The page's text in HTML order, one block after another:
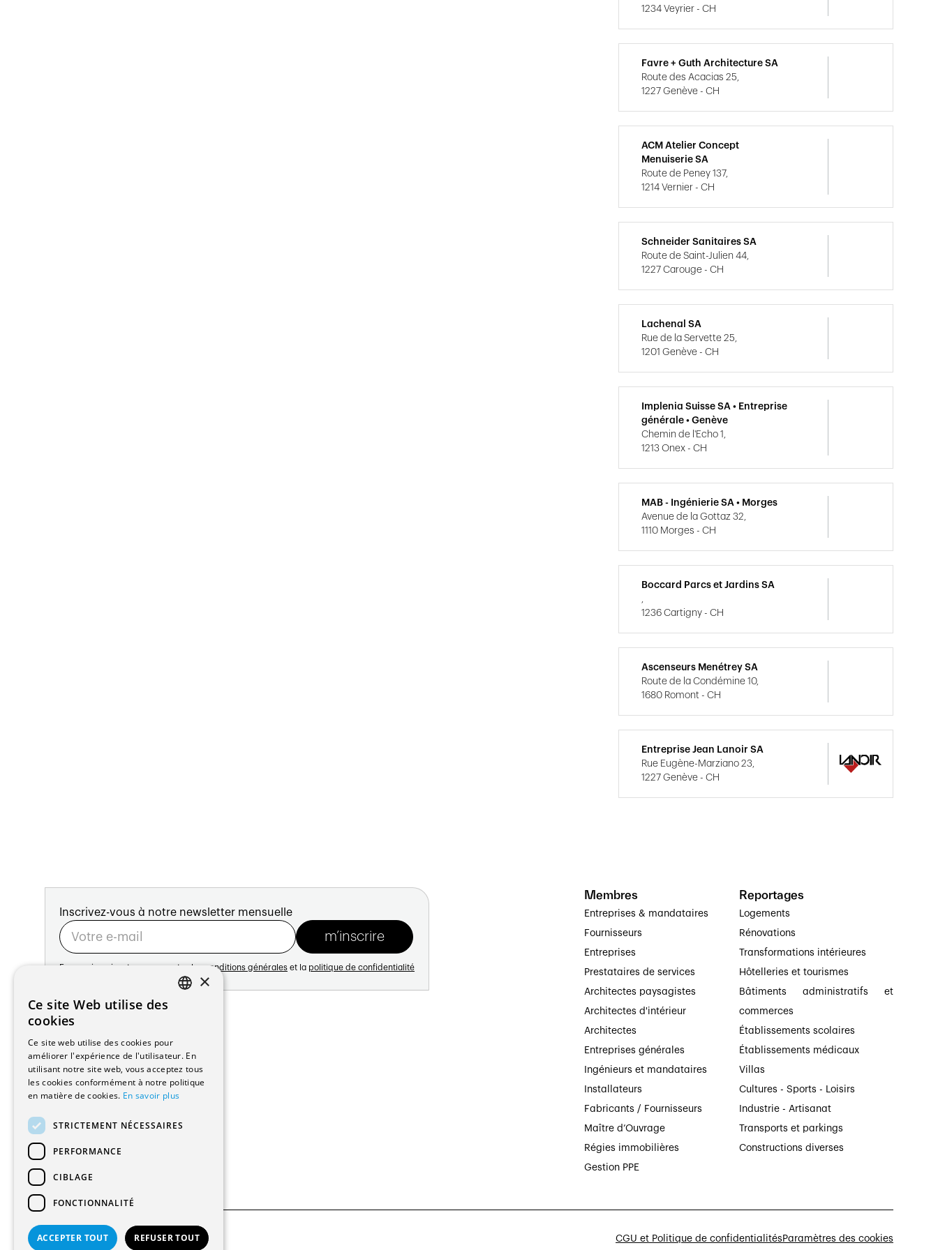
1234 Veyrier - CH
Favre + Guth Architecture SA
Route des Acacias 25,
1227 Genève - CH
ACM Atelier Concept
Menuiserie SA
Route de Peney 137,
1214 Vernier - CH
Schneider Sanitaires SA
Route de Saint-Julien 44,
1227 Carouge - CH
Lachenal SA
Rue de la Servette 25,
1201 Genève - CH
Implenia Suisse SA • Entreprise
générale • Genève
Chemin de l'Echo 1,
1213 Onex - CH
MAB - Ingénierie SA • Morges
Avenue de la Gottaz 32,
1110 Morges - CH
Boccard Parcs et Jardins SA
,
1236 Cartigny - CH
Ascenseurs Menétrey SA
Route de la Condémine 10,
1680 Romont - CH
Entreprise Jean Lanoir SA
Rue Eugène-Marziano 23,
1227 Genève - CH
Inscrivez-vous à notre newsletter mensuelle
En vous inscrivant vous acceptez les conditions générales et la politique de confidentialité
Adresse:
Avenue de Longemalle 21
1020 Renens
Suisse
Contact:
Édition: +41 21 635 16 82
Plateforme: +41 21 631 10 50
info@architectes.ch
Membres
Entreprises & mandataires
Fournisseurs
Entreprises
Prestataires de services
Architectes paysagistes
Architectes d'intérieur
Architectes
Entreprises générales
Ingénieurs et mandataires
Installateurs
Fabricants / Fournisseurs
Maître d’Ouvrage
Régies immobilières
Gestion PPE
Reportages
Logements
Rénovations
Transformations intérieures
Hôtelleries et tourismes
Bâtiments administratifs et
commerces
Établissements scolaires
Établissements médicaux
Villas
Cultures - Sports - Loisirs
Industrie - Artisanat
Transports et parkings
Constructions diverses
© 2026 Tous droits réservés CGU et Politique de confidentialités Paramètres des cookies
×
Ce site Web utilise des
cookies
Ce site web utilise des cookies pour
améliorer l'expérience de l'utilisateur. En
utilisant notre site web, vous acceptez tous
les cookies conformément à notre politique
en matière de cookies. En savoir plus
STRICTEMENT NÉCESSAIRES
PERFORMANCE
CIBLAGE
FONCTIONNALITÉ
ACCEPTER TOUT REFUSER TOUT